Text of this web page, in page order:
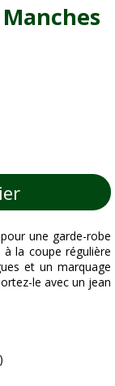
une garde-robe
la coupe régulière
et un marquage
le avec un jean
)